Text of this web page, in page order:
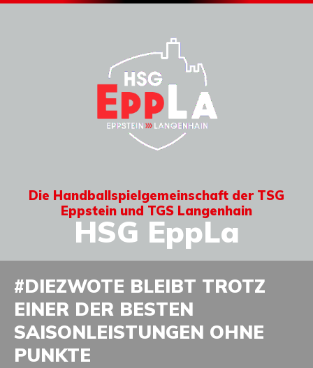
Die Handballspielgemeinschaft der TSG
Eppstein und TGS Langenhain
HSG EppLa
#DIEZWOTE BLEIBT TROTZ
EINER DER BESTEN
SAISONLEISTUNGEN OHNE
PUNKTE